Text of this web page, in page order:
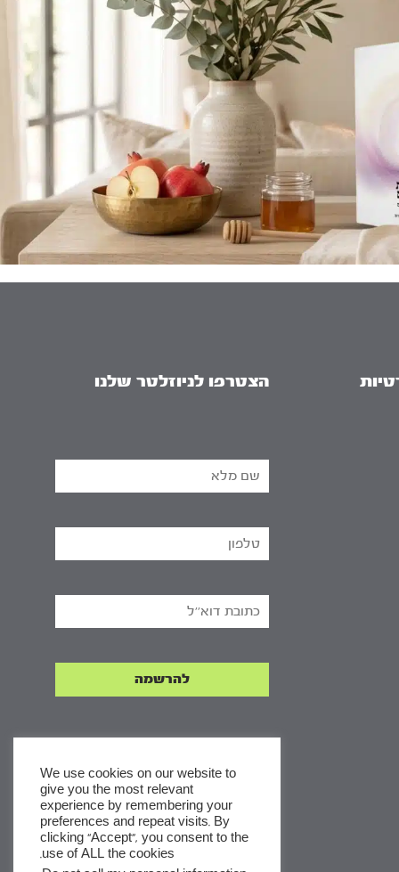
הצטרפו לניוזלטר שלנו
We use cookies on our website to
give you the most relevant
experience by remembering your
preferences and repeat visits. By
clicking “Accept”, you consent to the
use of ALL the cookies.
x
לסדרות
ומסלולי לימוד באתר